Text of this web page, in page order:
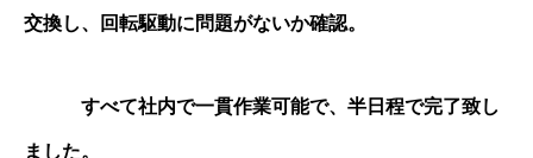
交換し、回転駆動に問題がないか確認。
すべて社内で一貫作業可能で、半日程で完了致し
ました。